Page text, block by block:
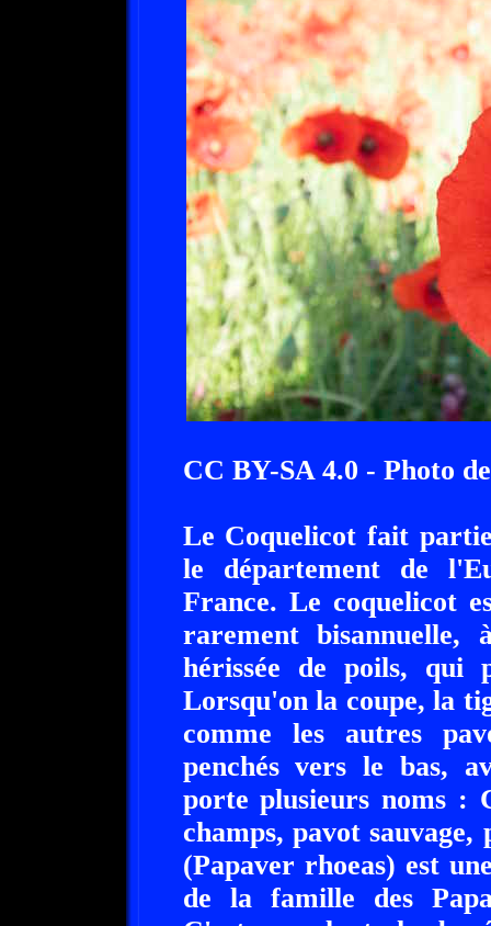
CC BY-SA 4.0 - Photo
Le Coquelicot fait
le département de
France. Le coquelicot
rarement bisannuelle,
hérissée de poils, qui
Lorsqu'on la coupe, la
comme les autres
penchés vers le bas,
porte plusieurs noms :
champs, pavot
(Papaver rhoeas) est
de la famille des